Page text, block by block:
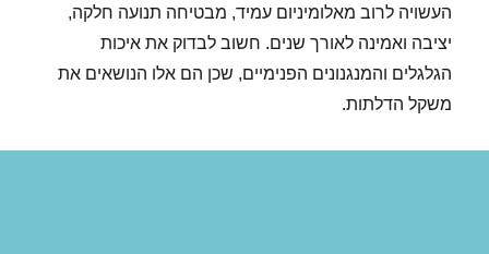
העשויה לרוב מאלומיניום עמיד, מבטיחה תנועה חלקה,
יציבה ואמינה לאורך שנים. חשוב לבדוק את איכות
הגלגלים והמנגנונים הפנימיים, שכן הם אלו הנושאים את
משקל הדלתות.